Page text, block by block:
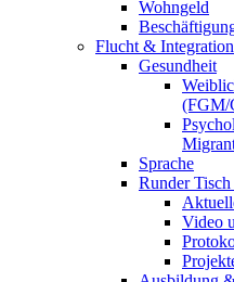
Wohngeld
Flucht & Integration
Gesundheit
(FGM/
Sprache
Runder
Video